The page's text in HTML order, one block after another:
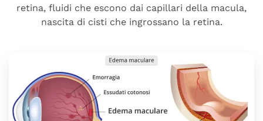
retina, fluidi che escono dai capillari della macula,
nascita di cisti che ingrossano la retina.